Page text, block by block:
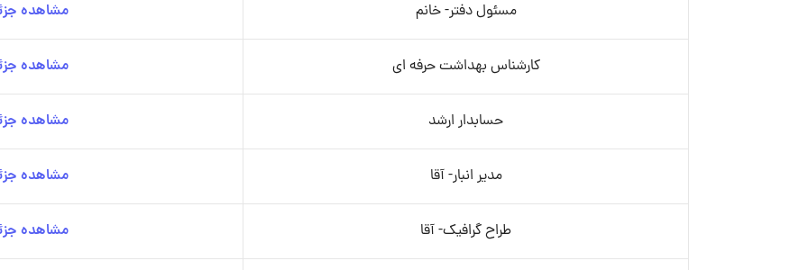
مسئول دفتر- خانم مشاهده
کارشناس بهداشت حرفه ای مشاهده
حسابدار ارشد مشاهده
مدیر انبار- آقا مشاهده
طراح گرافیک- آقا مشاهده